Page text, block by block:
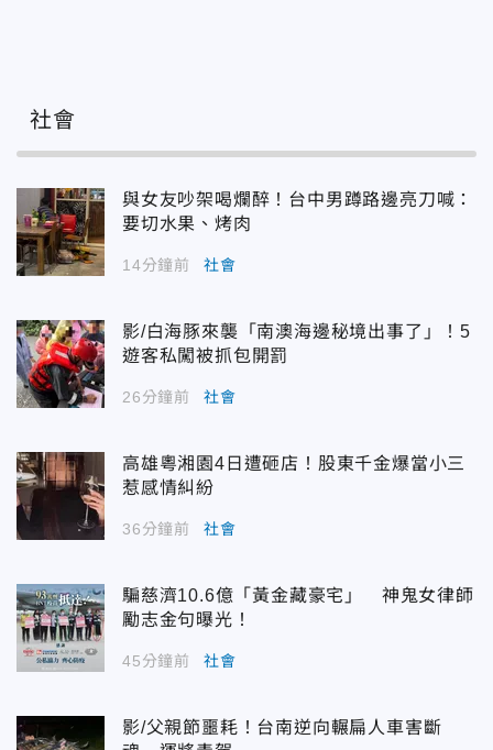
社會
與女友吵架喝爛醉！台中男蹲路邊亮刀喊：
要切水果、烤肉
14分鐘前 社會
影/白海豚來襲「南澳海邊秘境出事了」！5
遊客私闖被抓包開罰
26分鐘前 社會
高雄粵湘園4日遭砸店！股東千金爆當小三
惹感情糾紛
36分鐘前 社會
騙慈濟10.6億「黃金藏豪宅」 神鬼女律師
勵志金句曝光！
45分鐘前 社會
影/父親節噩耗！台南逆向輾扁人車害斷